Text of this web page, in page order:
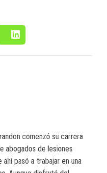
comenzó su carrera
abogados de lesiones
pasó a trabajar en una